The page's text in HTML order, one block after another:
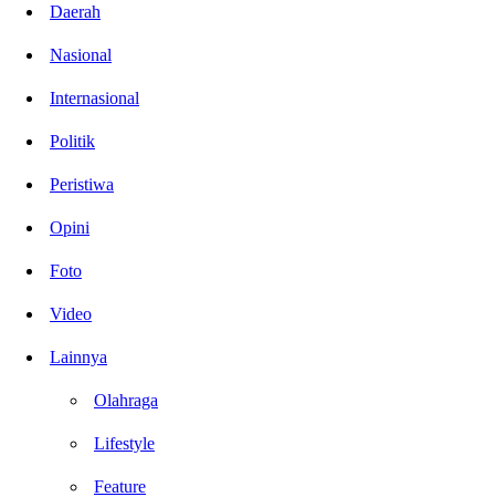
Daerah
Nasional
Internasional
Politik
Peristiwa
Opini
Foto
Video
Lainnya
Olahraga
Lifestyle
Feature